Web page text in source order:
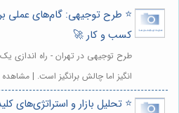
⭐️ طرح توجیهی: گام‌های عملی
کسب و کار 🚀
طرح توجیهی در تهران - راه اندازی
انگیز اما چالش برانگیز است. |
⭐️ تحلیل بازار و